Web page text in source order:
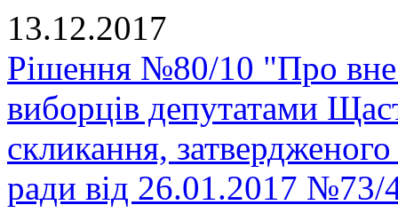
13.12.2017
Рішення №80/10 "Про
виборців депутатами
скликання,
ради від 26.01.2017 №73/